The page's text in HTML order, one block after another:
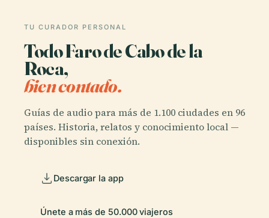
TU CURADOR PERSONAL
Todo Faro de Cabo de la
Roca,
bien contado.
Guías de audio para más de 1.100 ciudades en 96
países. Historia, relatos y conocimiento local —
disponibles sin conexión.
Descargar la app
Únete a más de 50.000 viajeros